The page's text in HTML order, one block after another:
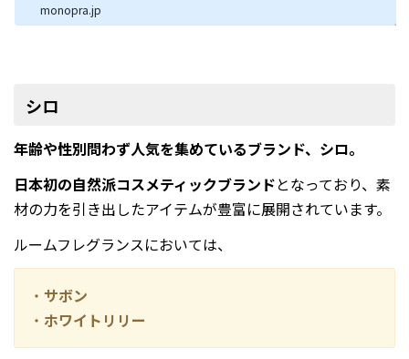
monopra.jp
シロ
年齢や性別問わず人気を集めているブランド、シロ。
日本初の自然派コスメティックブランドとなっており、素
材の力を引き出したアイテムが豊富に展開されています。
ルームフレグランスにおいては、
・ サボン
・ ホワイトリリー